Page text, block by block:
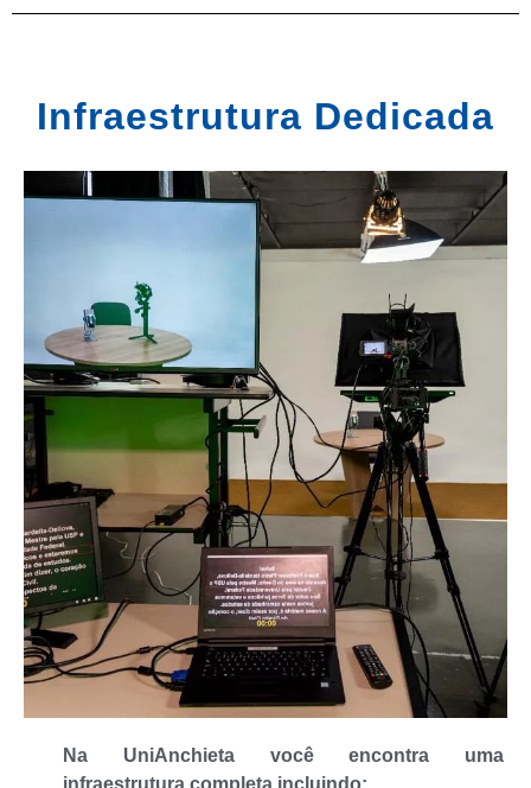
Infraestrutura Dedicada
Na UniAnchieta você encontra uma